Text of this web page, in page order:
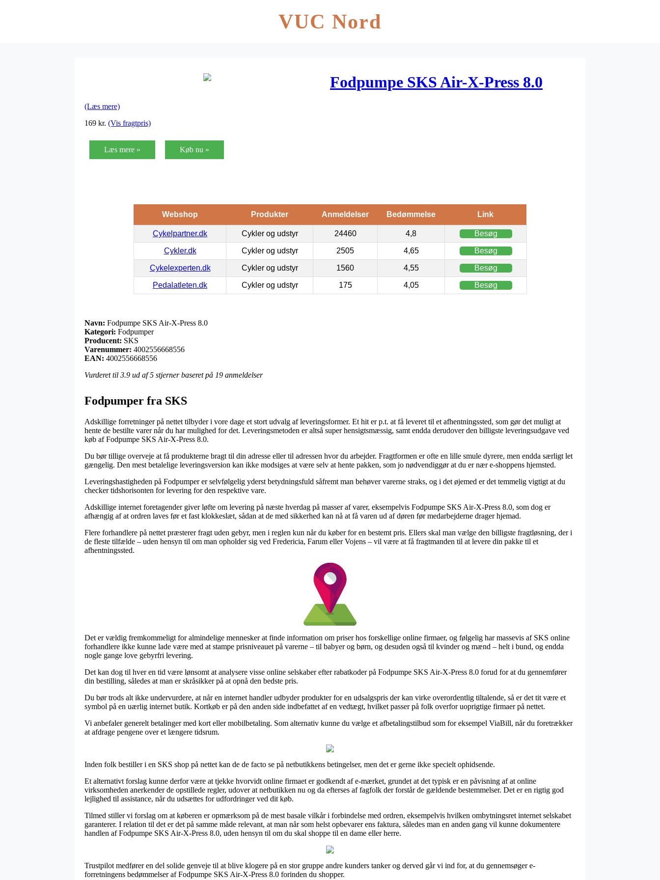
VUC Nord
Fodpumpe SKS Air-X-Press 8.0
(Læs mere)
169 kr. (Vis fragtpris)
Læs mere » Køb nu »
Webshop Produkter Anmeldelser Bedømmelse Link
Cykelpartner.dk Cykler og udstyr 24460 4,8 Besøg
Cykler.dk Cykler og udstyr 2505 4,65 Besøg
Cykelexperten.dk Cykler og udstyr 1560 4,55 Besøg
Pedalatleten.dk Cykler og udstyr 175 4,05 Besøg
Navn: Fodpumpe SKS Air-X-Press 8.0
Kategori: Fodpumper
Producent: SKS
Varenummer: 4002556668556
EAN: 4002556668556
Vurderet til 3.9 ud af 5 stjerner baseret på 19 anmeldelser
Fodpumper fra SKS
Adskillige forretninger på nettet tilbyder i vore dage et stort udvalg af leveringsformer. Et hit er p.t. at få leveret til et afhentningssted, som gør det muligt at
hente de bestilte varer når du har mulighed for det. Leveringsmetoden er altså super hensigtsmæssig, samt endda derudover den billigste leveringsudgave ved
køb af Fodpumpe SKS Air-X-Press 8.0.
Du bør tillige overveje at få produkterne bragt til din adresse eller til adressen hvor du arbejder. Fragtformen er ofte en lille smule dyrere, men endda særligt let
gængelig. Den mest betalelige leveringsversion kan ikke modsiges at være selv at hente pakken, som jo nødvendiggør at du er nær e-shoppens hjemsted.
Leveringshastigheden på Fodpumper er selvfølgelig yderst betydningsfuld såfremt man behøver varerne straks, og i det øjemed er det temmelig vigtigt at du
checker tidshorisonten for levering for den respektive vare.
Adskillige internet foretagender giver løfte om levering på næste hverdag på masser af varer, eksempelvis Fodpumpe SKS Air-X-Press 8.0, som dog er
afhængig af at ordren laves før et fast klokkeslæt, sådan at de med sikkerhed kan nå at få varen ud af døren før medarbejderne drager hjemad.
Flere forhandlere på nettet præsterer fragt uden gebyr, men i reglen kun når du køber for en bestemt pris. Ellers skal man vælge den billigste fragtløsning, der i
de fleste tilfælde – uden hensyn til om man opholder sig ved Fredericia, Farum eller Vojens – vil være at få fragtmanden til at levere din pakke til et
afhentningssted.
Det er vældig fremkommeligt for almindelige mennesker at finde information om priser hos forskellige online firmaer, og følgelig har massevis af SKS online
forhandlere ikke kunne lade være med at stampe prisniveauet på varerne – til babyer og børn, og desuden også til kvinder og mænd – helt i bund, og endda
nogle gange love gebyrfri levering.
Det kan dog til hver en tid være lønsomt at analysere visse online selskaber efter rabatkoder på Fodpumpe SKS Air-X-Press 8.0 forud for at du gennemfører
din bestilling, således at man er skråsikker på at opnå den bedste pris.
Du bør trods alt ikke undervurdere, at når en internet handler udbyder produkter for en udsalgspris der kan virke overordentlig tiltalende, så er det tit være et
symbol på en uærlig internet butik. Kortkøb er på den anden side indbefattet af en vedtægt, hvilket passer på folk overfor uoprigtige firmaer på nettet.
Vi anbefaler generelt betalinger med kort eller mobilbetaling. Som alternativ kunne du vælge et afbetalingstilbud som for eksempel ViaBill, når du foretrækker
at afdrage pengene over et længere tidsrum.
Inden folk bestiller i en SKS shop på nettet kan de de facto se på netbutikkens betingelser, men det er gerne ikke specielt ophidsende.
Et alternativt forslag kunne derfor være at tjekke hvorvidt online firmaet er godkendt af e-mærket, grundet at det typisk er en påvisning af at online
virksomheden anerkender de opstillede regler, udover at netbutikken nu og da efterses af fagfolk der forstår de gældende bestemmelser. Det er en rigtig god
lejlighed til assistance, når du udsættes for udfordringer ved dit køb.
Tilmed stiller vi forslag om at køberen er opmærksom på de mest basale vilkår i forbindelse med ordren, eksempelvis hvilken ombytningsret internet selskabet
garanterer. I relation til det er det på samme måde relevant, at man når som helst opbevarer ens faktura, således man en anden gang vil kunne dokumentere
handlen af Fodpumpe SKS Air-X-Press 8.0, uden hensyn til om du skal shoppe til en dame eller herre.
Trustpilot medfører en del solide genveje til at blive klogere på en stor gruppe andre kunders tanker og derved går vi ind for, at du gennemsøger e-
forretningens bedømmelser af Fodpumpe SKS Air-X-Press 8.0 forinden du shopper.